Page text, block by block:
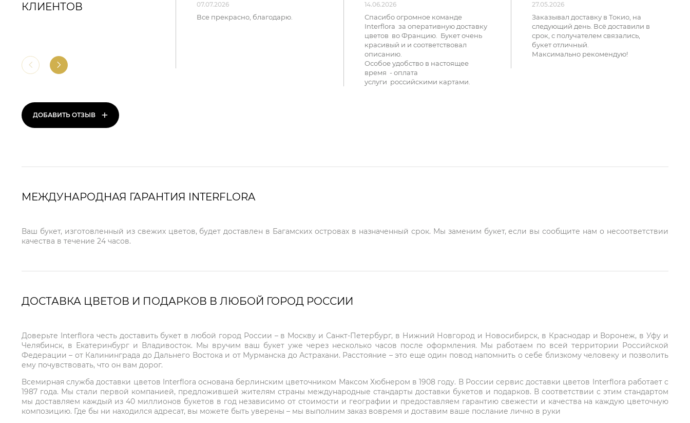
КЛИЕНТОВ
ДОБАВИТЬ ОТЗЫВ +
07.07.2026
Все прекрасно, благодарю.
14.06.2026
Спасибо огромное команде
Interflora за оперативную доставку
цветов во Францию. Букет очень
красивый и и соответствовал
описанию.
Особое удобство в настоящее
время - оплата
услуги российскими картами.
27.05.2026
Заказывал доставку в Токио, на
следующий день. Всё доставили в
срок, с получателем связались,
букет отличный.
Максимально рекомендую!
МЕЖДУНАРОДНАЯ ГАРАНТИЯ INTERFLORA
Ваш букет, изготовленный из свежих цветов, будет доставлен в Багамских островах в назначенный срок. Мы заменим букет, если вы сообщите нам о несоответствии
качества в течение 24 часов.
ДОСТАВКА ЦВЕТОВ И ПОДАРКОВ В ЛЮБОЙ ГОРОД РОССИИ
Доверьте Interflora честь доставить букет в любой город России – в Москву и Санкт-Петербург, в Нижний Новгород и Новосибирск, в Краснодар и Воронеж, в Уфу и
Челябинск, в Екатеринбург и Владивосток. Мы вручим ваш букет уже через несколько часов после оформления. Мы работаем по всей территории Российской
Федерации – от Калининграда до Дальнего Востока и от Мурманска до Астрахани. Расстояние – это еще один повод напомнить о себе близкому человеку и позволить
ему почувствовать, что он вам дорог.
Всемирная служба доставки цветов Interflora основана берлинским цветочником Максом Хюбнером в 1908 году. В России сервис доставки цветов Interflora работает с
1987 года. Мы стали первой компанией, предложившей жителям страны международные стандарты доставки букетов и подарков. В соответствии с этим стандартом
мы доставляем каждый из 40 миллионов букетов в год независимо от стоимости и географии и предоставляем гарантию свежести и качества на каждую цветочную
композицию. Где бы ни находился адресат, вы можете быть уверены – мы выполним заказ вовремя и доставим ваше послание лично в руки